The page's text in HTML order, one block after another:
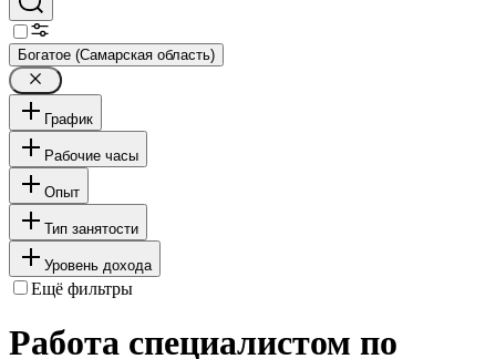
Богатое (Самарская область)
График
Рабочие часы
Опыт
Тип занятости
Уровень дохода
Ещё фильтры
Работа специалистом по